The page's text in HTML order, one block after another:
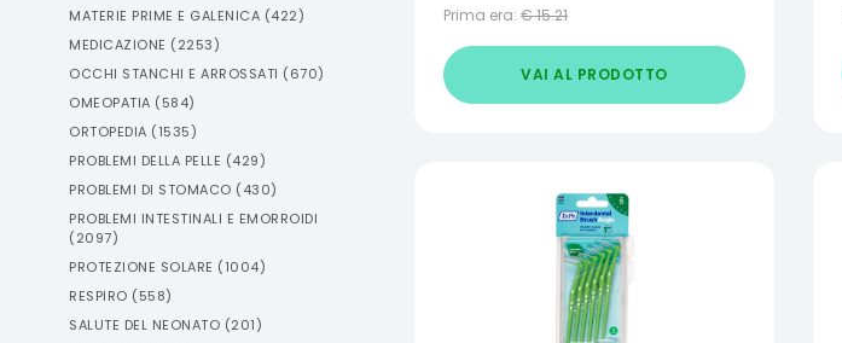
MATERIE PRIME E GALENICA (422)
MEDICAZIONE (2253)
OCCHI STANCHI E ARROSSATI (670)
OMEOPATIA (584)
ORTOPEDIA (1535)
PROBLEMI DELLA PELLE (429)
PROBLEMI DI STOMACO (430)
PROBLEMI INTESTINALI E EMORROIDI
(2097)
PROTEZIONE SOLARE (1004)
RESPIRO (558)
SALUTE DEL NEONATO (201)
Prima era: €15.21
VAI AL PRODOTTO